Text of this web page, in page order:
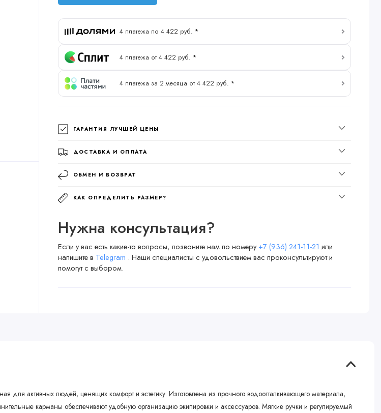
4 платежа по 4 422 руб. *
4 платежа от 4 422 руб. *
4 платежа за 2 месяца от 4 422 руб. *
ГАРАНТИЯ ЛУЧШЕЙ ЦЕНЫ
ДОСТАВКА И ОПЛАТА
ОБМЕН И ВОЗВРАТ
КАК ОПРЕДЕЛИТЬ РАЗМЕР?
Нужна консультация?
Если у вас есть какие-то вопросы, позвоните нам по номеру+7 (936) 241-11-21 или
напишите в Telegram . Наши специалисты с удовольствием вас проконсультируют и
помогут с выбором.
для активных людей, ценящих комфорт и эстетику. Изготовлена из прочного водоотталкивающего материала,
карманы обеспечивают удобную организацию экипировки и аксессуаров. Мягкие ручки и регулируемый